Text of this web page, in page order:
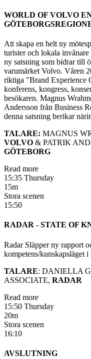
WORLD OF VOLVO
Att skapa en helt ny
turister och lokala
ny satsning som bidrar till
varumärket Volvo. Våren
riktiga "Brand Experience
konferens, kongress,
besökaren. Magnus
Andersson från Business
denna satsning berikar
TALARE: MAGNUS
VOLVO & PATRIK
GÖTEBORG
Read more
15:35 Thursday
15m
Stora scenen
15:50
RADAR - STATE OF
Radar Släpper ny rapport
kompetens/kunskapsläget i
TALARE: DANIELLA
ASSOCIATE, RADAR
Read more
15:50 Thursday
20m
Stora scenen
16:10
AVSLUTNING